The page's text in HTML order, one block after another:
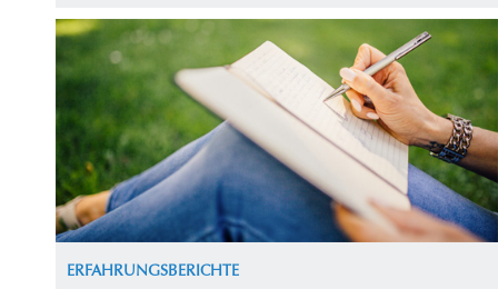
ERFAHRUNGSBERICHTE